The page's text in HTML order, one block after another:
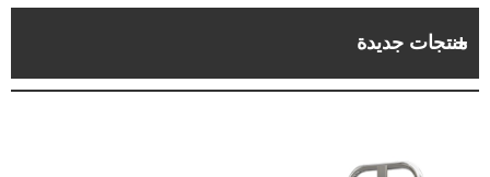
منتجات جديدة